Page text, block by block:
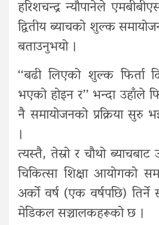
हरिशचन्द्र न्यौपानेले
द्वितीय ब्याचको शुल्क
बताउनुभयो ।
‘‘बढी लिएको शुल्क फिर्ता
भएको होइन र’’ भन्दा उहाँले
नै समायोजनको प्रक्रिया सुरु
।
त्यस्तै, तेस्रो र चौथो
चिकित्सा शिक्षा आयोगको
अर्को वर्ष (एक वर्षपछि)
मेडिकल सञ्चालकहरूको छ ।